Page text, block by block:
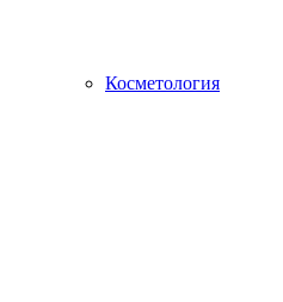
Косметология